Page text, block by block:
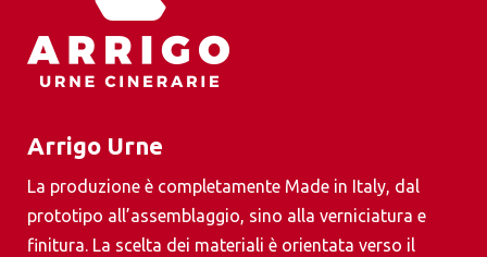
Arrigo Urne
La produzione è completamente Made in Italy, dal
prototipo all’assemblaggio, sino alla verniciatura e
finitura. La scelta dei materiali è orientata verso il